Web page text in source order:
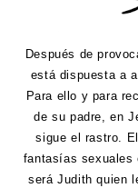
Después de
está dispuesta a
Para ello y para
de su padre, en
sigue el rastro.
fantasías sexuales
será Judith quien